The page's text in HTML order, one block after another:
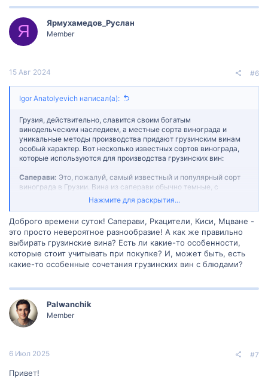
Я Ярмухамедов_Руслан
Member
15 Авг 2024 #6
Igor Anatolyevich написал(а):
Грузия, действительно, славится своим богатым
винодельческим наследием, а местные сорта винограда и
уникальные методы производства придают грузинским винам
особый характер. Вот несколько известных сортов винограда,
которые используются для производства грузинских вин:
Саперави: Это, пожалуй, самый известный и популярный сорт
винограда в Грузии. Вина из саперави обычно темные, с
выраженными фруктовыми и пряными нотами. Саперави также
широко признан за пределами Грузии.
Ркацители:Этот сорт придает винам свежесть и кислотность.
Вина из ркацители могут быть как белыми, так и оранжевыми, с
ароматами цитрусовых и минералов.
Киси:Еще один важный сорт для производства белых вин. Вина
Мцване:Этот сорт также используется для производства белых
вин и придает им освежающую кислотность и цветочные ноты.
Хванчкара:
Хванчкара.
Грузинские вина часто производятся с использованием
традиционных методов, таких как квеври (глиняные бочки) для
Нажмите для раскрытия...
Доброго времени суток! Саперави, Ркацители, Киси, Мцване -
это просто невероятное разнообразие! А как же правильно
выбирать грузинские вина? Есть ли какие-то особенности,
которые стоит учитывать при покупке? И, может быть, есть
какие-то особенные сочетания грузинских вин с блюдами?
Palwanchik
Member
6 Июл 2025 #7
Привет!